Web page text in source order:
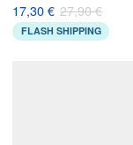
17,30 € 27,90 €
FLASH SHIPPING